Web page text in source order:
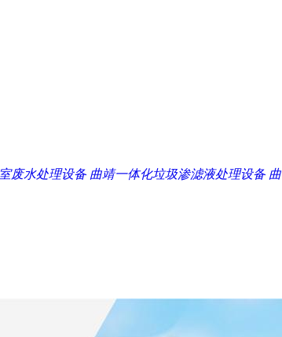
废水处理设备 曲靖一体化垃圾渗滤液处理设备 曲